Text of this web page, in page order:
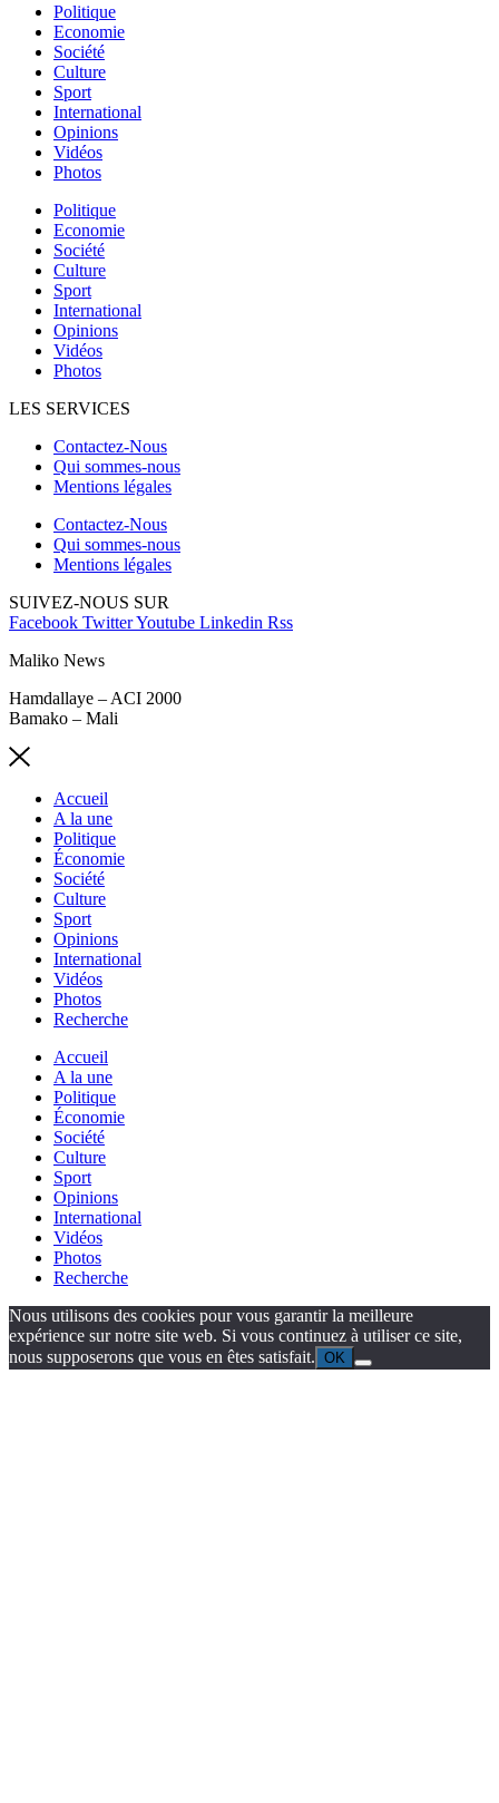
Politique
Economie
Société
Culture
Sport
International
Opinions
Vidéos
Photos
Politique
Economie
Société
Culture
Sport
International
Opinions
Vidéos
Photos
LES SERVICES
Contactez-Nous
Qui sommes-nous
Mentions légales
Contactez-Nous
Qui sommes-nous
Mentions légales
SUIVEZ-NOUS SUR
Facebook TwitterYoutube Linkedin Rss
Maliko News
Hamdallaye – ACI 2000
Bamako – Mali
Accueil
A la une
Politique
Économie
Société
Culture
Sport
Opinions
International
Vidéos
Photos
Recherche
Accueil
A la une
Politique
Économie
Société
Culture
Sport
Opinions
International
Vidéos
Photos
Recherche
Nous utilisons des cookies pour vous garantir la meilleure
expérience sur notre site web. Si vous continuez à utiliser ce site,
nous supposerons que vous en êtes satisfait. OK